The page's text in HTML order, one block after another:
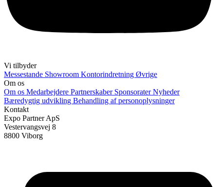
Vi tilbyder
Messestande Showroom Kontorindretning Øvrige
Om os
Om os Medarbejdere Partnerskaber SponsoraterNyheder
Bæredygtig udvikling Behandling af personoplysninger
Kontakt
Expo Partner ApS
Vestervangsvej 8
8800 Viborg